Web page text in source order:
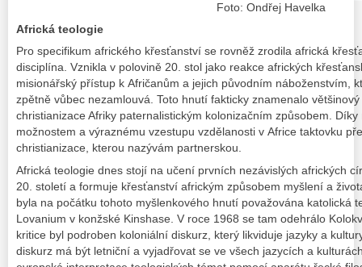
Foto: Ondřej Havelka
Africká teologie
Pro specifikum afrického křesťanství se rovněž zrodila africká
disciplína. Vznikla v polovině 20. stol jako reakce afrických
misionářský přístup k Afričanům a jejich původním náboženstvím,
zpětně vůbec nezamlouvá. Toto hnutí fakticky znamenalo
christianizace Afriky paternalistickým kolonizačním způsobem.
možnostem a výraznému vzestupu vzdělanosti v Africe taktovku
christianizace, kterou nazývám partnerskou.
Africká teologie dnes stojí na učení prvních nezávislých afrických
20. století a formuje křesťanství africkým způsobem myšlení a
byla na počátku tohoto myšlenkového hnutí považována katolická
Lovanium v konžské Kinshase. V roce 1968 se tam odehrálo
kritice byl podroben koloniální diskurz, který likviduje jazyky a
diskurz má být letniční a vyjadřovat se ve všech jazycích a